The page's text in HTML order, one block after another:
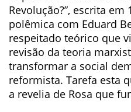
Revolução?”, escrita em
polêmica com Eduard
respeitado teórico que
revisão da teoria
transformar a social
reformista. Tarefa esta
a revelia de Rosa que